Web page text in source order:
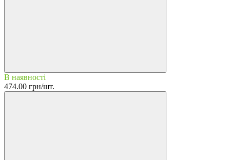
В наявності
474.00 грн/шт.